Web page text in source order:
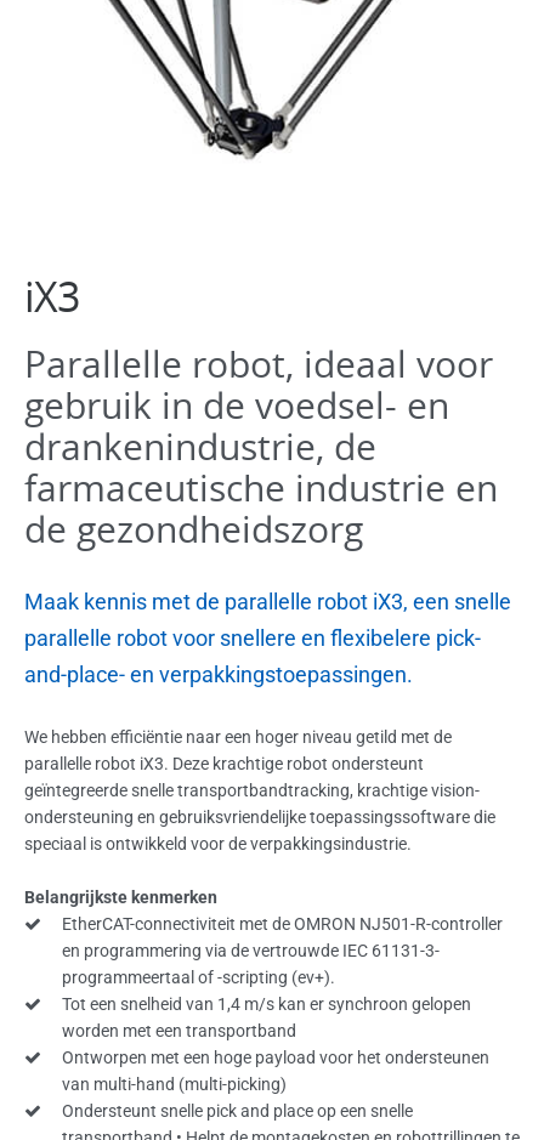
iX3
Parallelle robot, ideaal voor
gebruik in de voedsel- en
drankenindustrie, de
farmaceutische industrie en
de gezondheidszorg
Maak kennis met de parallelle robot iX3, een snelle
parallelle robot voor snellere en flexibelere pick-
and-place- en verpakkingstoepassingen.
We hebben efficiëntie naar een hoger niveau getild met de
parallelle robot iX3. Deze krachtige robot ondersteunt
geïntegreerde snelle transportbandtracking, krachtige vision-
ondersteuning en gebruiksvriendelijke toepassingssoftware die
speciaal is ontwikkeld voor de verpakkingsindustrie.
Belangrijkste kenmerken
EtherCAT-connectiviteit met de OMRON NJ501-R-controller
en programmering via de vertrouwde IEC 61131-3-
programmeertaal of -scripting (ev+).
Tot een snelheid van 1,4 m/s kan er synchroon gelopen
worden met een transportband
Ontworpen met een hoge payload voor het ondersteunen
van multi-hand (multi-picking)
Ondersteunt snelle pick and place op een snelle